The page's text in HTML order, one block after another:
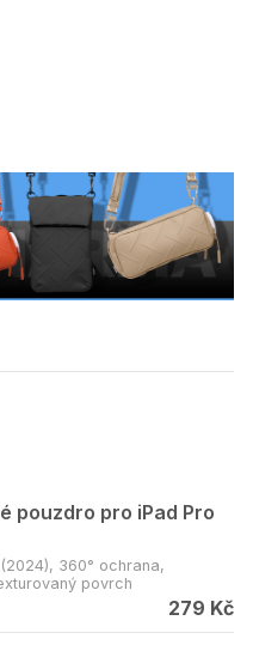
pouzdro pro iPad Pro
360° ochrana,
povrch
279 Kč